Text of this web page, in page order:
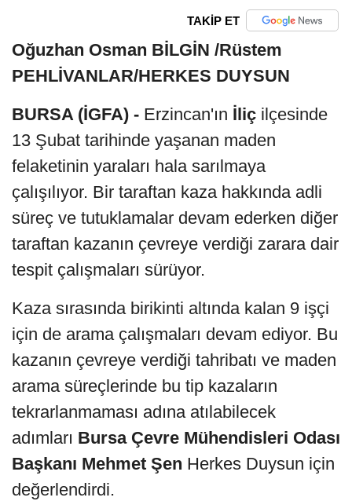
TAKİP ET
Oğuzhan Osman BİLGİN /Rüstem
PEHLİVANLAR/HERKES DUYSUN
BURSA (İGFA) - Erzincan'ın İliç ilçesinde
13 Şubat tarihinde yaşanan maden
felaketinin yaraları hala sarılmaya
çalışılıyor. Bir taraftan kaza hakkında adli
süreç ve tutuklamalar devam ederken diğer
taraftan kazanın çevreye verdiği zarara dair
tespit çalışmaları sürüyor.
Kaza sırasında birikinti altında kalan 9 işçi
için de arama çalışmaları devam ediyor. Bu
kazanın çevreye verdiği tahribatı ve maden
arama süreçlerinde bu tip kazaların
tekrarlanmaması adına atılabilecek
adımları Bursa Çevre Mühendisleri Odası
Başkanı Mehmet Şen Herkes Duysun için
değerlendirdi.